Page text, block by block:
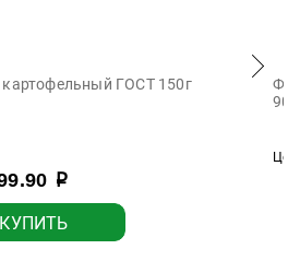
ГОСТ 150г
р
КУПИТЬ